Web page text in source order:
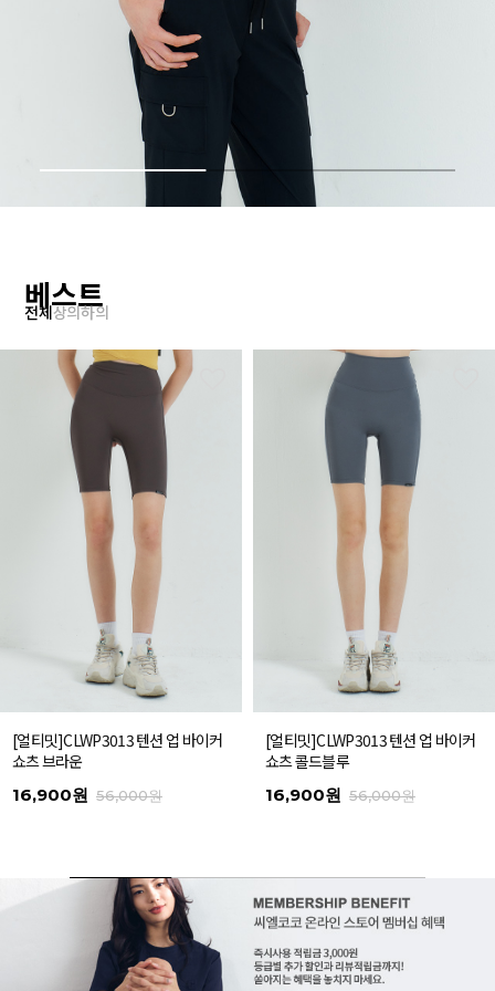
베스트
전체상의하의
[얼티밋]CLWP3013 텐션 업 바이커
쇼츠 브라운
16,900원 56,000원
[얼티밋]CLWP3013 텐션 업 바이커
쇼츠 콜드블루
16,900원 56,000원